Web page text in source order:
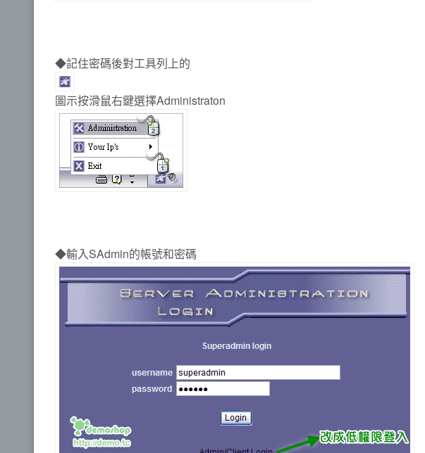
◆記住密碼後對工具列上的
圖示按滑鼠右鍵選擇Administraton
◆輸入SAdmin的帳號和密碼